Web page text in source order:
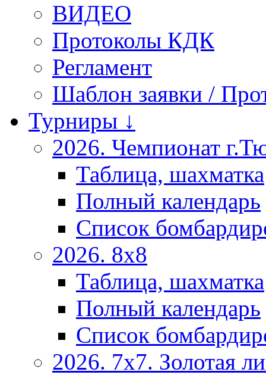
ВИДЕО
Протоколы КДК
Регламент
Шаблон заявки /
Турниры ↓
2026. Чемпионат
Таблица, шахматка
Полный календарь
Список
2026. 8х8
Таблица, шахматка
Полный календарь
Список
2026. 7х7. Золотая